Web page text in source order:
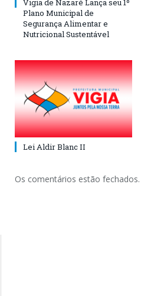
Vigia de Nazaré Lança seu 1º
Plano Municipal de
Segurança Alimentar e
Nutricional Sustentável
Lei Aldir Blanc II
Os comentários estão fechados.